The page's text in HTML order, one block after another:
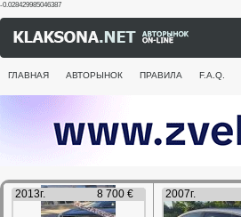
-0.028429985046387
ГЛАВНАЯ АВТОРЫНОК ПРАВИЛА F.A.Q.
2013г. 8 700 € 2007г.